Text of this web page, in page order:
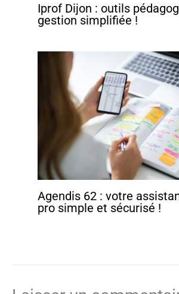
Iprof Dijon : outils
gestion simplifiée !
Agendis 62 : votre
pro simple et sécurisé !